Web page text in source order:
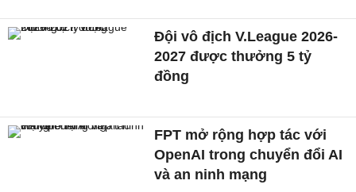
Đội vô địch V.League 2026-
2027 được thưởng 5 tỷ
đồng
FPT mở rộng hợp tác với
OpenAI trong chuyển đổi AI
và an ninh mạng